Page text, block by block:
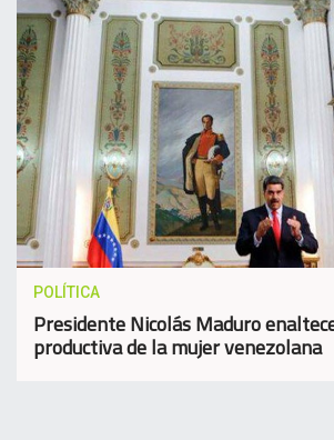
POLÍTICA
Presidente Nicolás Maduro
productiva de la mujer venezolana